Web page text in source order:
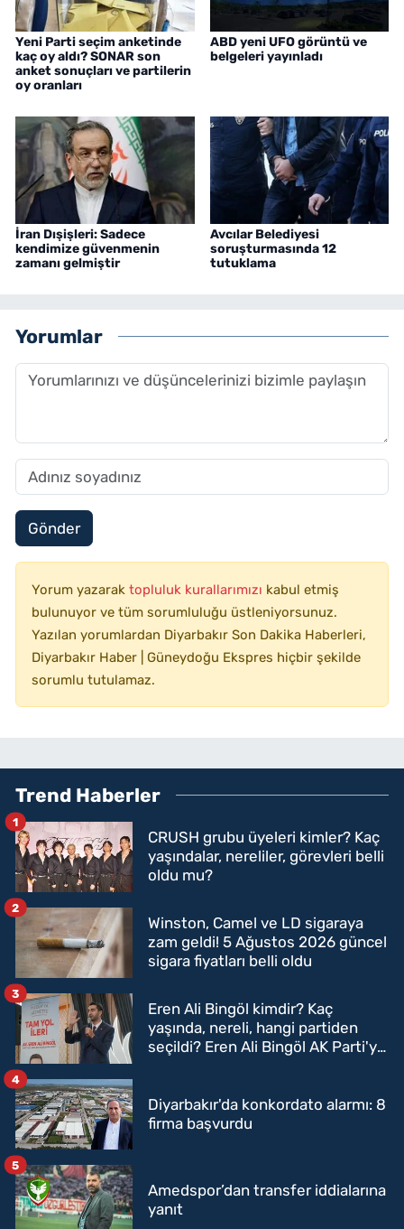
Yeni Parti seçim anketinde
kaç oy aldı? SONAR son
anket sonuçları ve partilerin
oy oranları
ABD yeni UFO görüntü ve
belgeleri yayınladı
İran Dışişleri: Sadece
kendimize güvenmenin
zamanı gelmiştir
Avcılar Belediyesi
soruşturmasında 12
tutuklama
Yorumlar
Gönder
Yorum yazarak topluluk kurallarımızı kabul etmiş
bulunuyor ve tüm sorumluluğu üstleniyorsunuz.
Yazılan yorumlardan Diyarbakır Son Dakika Haberleri,
Diyarbakır Haber | Güneydoğu Ekspres hiçbir şekilde
sorumlu tutulamaz.
Trend Haberler
CRUSH grubu üyeleri kimler? Kaç
yaşındalar, nereliler, görevleri belli
oldu mu?
1
Winston, Camel ve LD sigaraya
zam geldi! 5 Ağustos 2026 güncel
sigara fiyatları belli oldu
2
Eren Ali Bingöl kimdir? Kaç
yaşında, nereli, hangi partiden
seçildi? Eren Ali Bingöl AK Parti'ye
3
Diyarbakır'da konkordato alarmı: 8
firma başvurdu
4
Amedspor’dan transfer iddialarına
yanıt
5